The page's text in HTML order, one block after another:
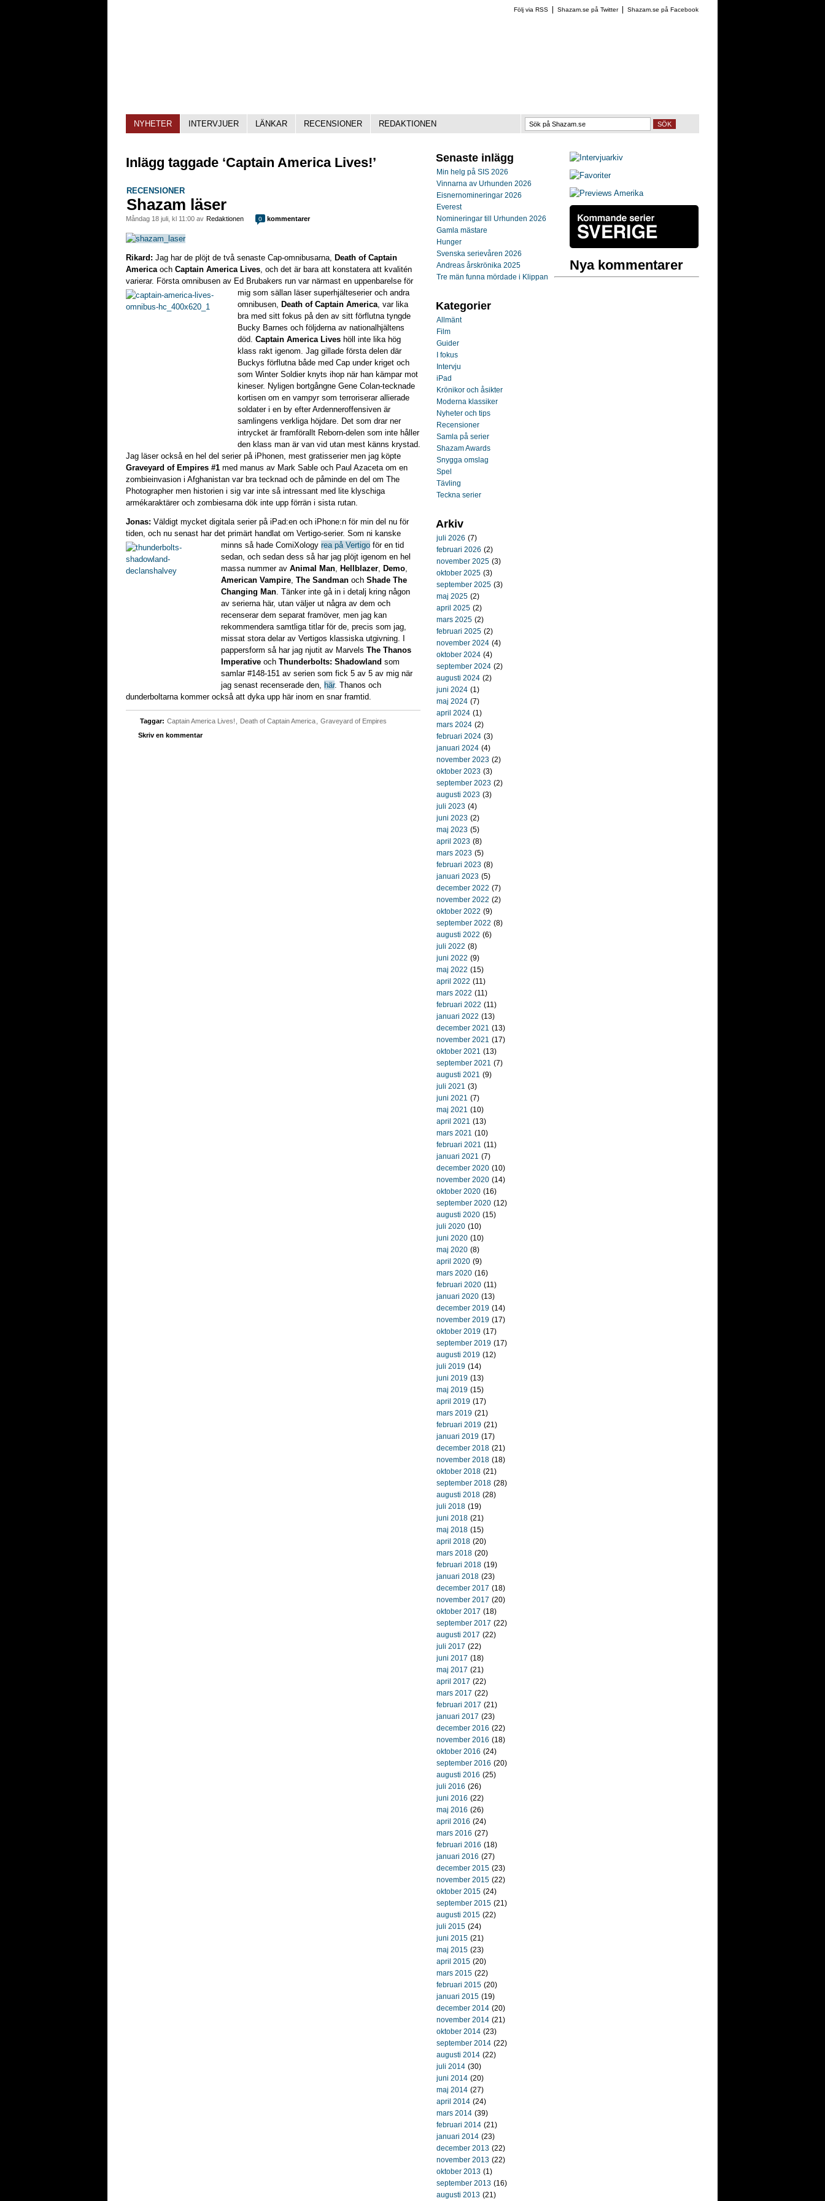
Shazam.se på Facebook
Shazam.se på Twitter
Följ via RSS
NYHETER INTERVJUER LÄNKAR RECENSIONER REDAKTIONEN SÖK
Inlägg taggade ‘Captain America Lives!’
RECENSIONER
Shazam läser
måndag 18 juli, kl 11:00 av Redaktionen 0 kommentarer
Rikard: Jag har de plöjt de två senaste Cap-omnibusarna, Death of Captain
Americaoch Captain America Lives, och det är bara att konstatera att kvalitén
varierar. Första omnibusen av Ed Brubakers run var närmast en uppenbarelse för
mig som sällan läser superhjälteserier och andra
omnibusen, Death of Captain America, var lika
bra med sitt fokus på den av sitt förflutna tyngde
Bucky Barnes och följderna av nationalhjältens
död. Captain America Lives höll inte lika hög
klass rakt igenom. Jag gillade första delen där
Buckys förflutna både med Cap under kriget och
som Winter Soldier knyts ihop när han kämpar mot
kineser. Nyligen bortgångne Gene Colan-tecknade
kortisen om en vampyr som terroriserar allierade
soldater i en by efter Ardenneroffensiven är
samlingens verkliga höjdare. Det som drar ner
intrycket är framförallt Reborn-delen som inte håller
den klass man är van vid utan mest känns krystad.
Jag läser också en hel del serier på iPhonen, mest gratisserier men jag köpte
Graveyard of Empires #1 med manus av Mark Sable och Paul Azaceta om en
zombieinvasion i Afghanistan var bra tecknad och de påminde en del om The
Photographer men historien i sig var inte så intressant med lite klyschiga
armékaraktärer och zombiesarna dök inte upp förrän i sista rutan.
Jonas: Väldigt mycket digitala serier på iPad:en och iPhone:n för min del nu för
tiden, och nu senast har det primärt handlat om Vertigo-serier. Som ni kanske
minns så hade ComiXology rea på Vertigo för en tid
sedan, och sedan dess så har jag plöjt igenom en hel
massa nummer av Animal Man, Hellblazer, Demo,
American Vampire, The Sandman och Shade The
Changing Man. Tänker inte gå in i detalj kring någon
av serierna här, utan väljer ut några av dem och
recenserar dem separat framöver, men jag kan
rekommendera samtliga titlar för de, precis som jag,
missat stora delar av Vertigos klassiska utgivning. I
pappersform så har jag njutit av Marvels The Thanos
Imperative och Thunderbolts: Shadowland som
samlar #148-151 av serien som fick 5 av 5 av mig när
jag senast recenserade den, här. Thanos och
dunderboltarna kommer också att dyka upp här inom en snar framtid.
Taggar: Captain America Lives! Death of Captain America
Graveyard of Empires
Skriv en kommentar
Senaste inlägg
Min helg på SIS 2026
Vinnarna av Urhunden 2026
Eisnernomineringar 2026
Everest
Nomineringar till Urhunden 2026
Gamla mästare
Hunger
Svenska serievåren 2026
Andreas årskrönika 2025
Tre män funna mördade i Klippan
Kategorier
Allmänt
Film
Guider
I fokus
Intervju
iPad
Krönikor och åsikter
Moderna klassiker
Nyheter och tips
Recensioner
Samla på serier
Shazam Awards
Snygga omslag
Spel
Tävling
Teckna serier
Arkiv
juli 2026 (7)
februari 2026 (2)
november 2025 (3)
oktober 2025 (3)
september 2025 (3)
maj 2025 (2)
april 2025 (2)
mars 2025 (2)
februari 2025 (2)
november 2024 (4)
oktober 2024 (4)
september 2024 (2)
augusti 2024 (2)
juni 2024 (1)
maj 2024 (7)
april 2024 (1)
mars 2024 (2)
februari 2024 (3)
januari 2024 (4)
november 2023 (2)
oktober 2023 (3)
september 2023 (2)
augusti 2023 (3)
juli 2023 (4)
juni 2023 (2)
maj 2023 (5)
april 2023 (8)
mars 2023 (5)
februari 2023 (8)
januari 2023 (5)
december 2022 (7)
november 2022 (2)
oktober 2022 (9)
september 2022 (8)
augusti 2022 (6)
juli 2022 (8)
juni 2022 (9)
maj 2022 (15)
april 2022 (11)
mars 2022 (11)
februari 2022 (11)
januari 2022 (13)
december 2021 (13)
november 2021 (17)
oktober 2021 (13)
september 2021 (7)
augusti 2021 (9)
juli 2021 (3)
juni 2021 (7)
maj 2021 (10)
april 2021 (13)
mars 2021 (10)
februari 2021 (11)
januari 2021 (7)
december 2020 (10)
november 2020 (14)
oktober 2020 (16)
september 2020 (12)
augusti 2020 (15)
juli 2020 (10)
juni 2020 (10)
maj 2020 (8)
april 2020 (9)
mars 2020 (16)
februari 2020 (11)
januari 2020 (13)
december 2019 (14)
november 2019 (17)
oktober 2019 (17)
september 2019 (17)
augusti 2019 (12)
juli 2019 (14)
juni 2019 (13)
maj 2019 (15)
april 2019 (17)
mars 2019 (21)
februari 2019 (21)
januari 2019 (17)
december 2018 (21)
november 2018 (18)
oktober 2018 (21)
september 2018 (28)
augusti 2018 (28)
juli 2018 (19)
juni 2018 (21)
maj 2018 (15)
april 2018 (20)
mars 2018 (20)
februari 2018 (19)
januari 2018 (23)
december 2017 (18)
november 2017 (20)
oktober 2017 (18)
september 2017 (22)
augusti 2017 (22)
juli 2017 (22)
juni 2017 (18)
maj 2017 (21)
april 2017 (22)
mars 2017 (22)
februari 2017 (21)
januari 2017 (23)
december 2016 (22)
november 2016 (18)
oktober 2016 (24)
september 2016 (20)
augusti 2016 (25)
juli 2016 (26)
juni 2016 (22)
maj 2016 (26)
april 2016 (24)
mars 2016 (27)
februari 2016 (18)
januari 2016 (27)
december 2015 (23)
november 2015 (22)
oktober 2015 (24)
september 2015 (21)
augusti 2015 (22)
juli 2015 (24)
juni 2015 (21)
maj 2015 (23)
april 2015 (20)
mars 2015 (22)
februari 2015 (20)
januari 2015 (19)
december 2014 (20)
november 2014 (21)
oktober 2014 (23)
september 2014 (22)
augusti 2014 (22)
juli 2014 (30)
juni 2014 (20)
maj 2014 (27)
april 2014 (24)
mars 2014 (39)
februari 2014 (21)
januari 2014 (23)
december 2013 (22)
november 2013 (22)
oktober 2013 (1)
september 2013 (16)
augusti 2013 (21)
Nya kommentarer